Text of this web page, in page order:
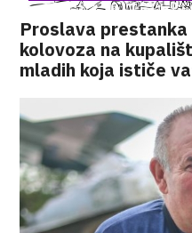
Proslava
kolovoza na
mladih koja ističe